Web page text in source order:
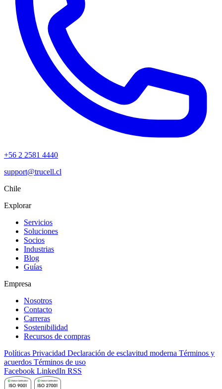
+56 2 2581 4440
support@trucell.cl
Chile
Explorar
Servicios
Soluciones
Socios
Industrias
Blog
Guías
Empresa
Nosotros
Contacto
Carreras
Sostenibilidad
Recursos de compras
Políticas Privacidad Declaración de esclavitud moderna Términos y
acuerdos Términos de uso
Facebook LinkedIn RSS